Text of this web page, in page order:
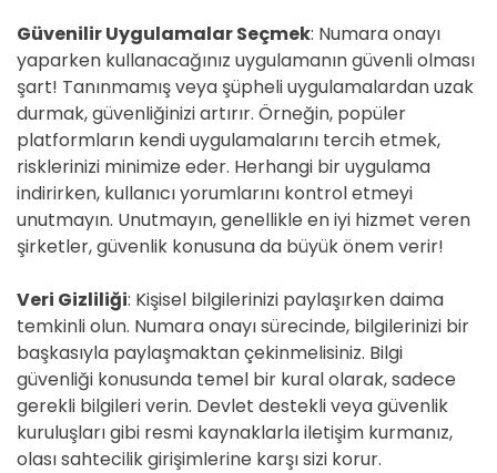
Güvenilir Uygulamalar Seçmek: Numara onayı
yaparken kullanacağınız uygulamanın güvenli olması
şart! Tanınmamış veya şüpheli uygulamalardan uzak
durmak, güvenliğinizi artırır. Örneğin, popüler
platformların kendi uygulamalarını tercih etmek,
risklerinizi minimize eder. Herhangi bir uygulama
indirirken, kullanıcı yorumlarını kontrol etmeyi
unutmayın. Unutmayın, genellikle en iyi hizmet veren
şirketler, güvenlik konusuna da büyük önem verir!
Veri Gizliliği: Kişisel bilgilerinizi paylaşırken daima
temkinli olun. Numara onayı sürecinde, bilgilerinizi bir
başkasıyla paylaşmaktan çekinmelisiniz. Bilgi
güvenliği konusunda temel bir kural olarak, sadece
gerekli bilgileri verin. Devlet destekli veya güvenlik
kuruluşları gibi resmi kaynaklarla iletişim kurmanız,
olası sahtecilik girişimlerine karşı sizi korur.